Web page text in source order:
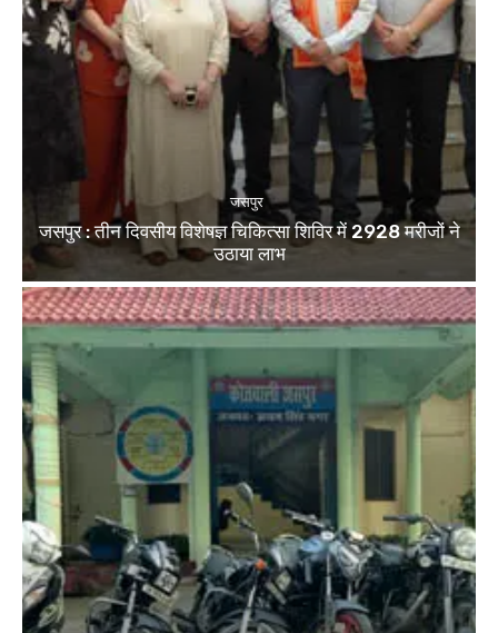
जसपुर
जसपुर : तीन दिवसीय विशेषज्ञ चिकित्सा शिविर में 2928 मरीजों ने
उठाया लाभ